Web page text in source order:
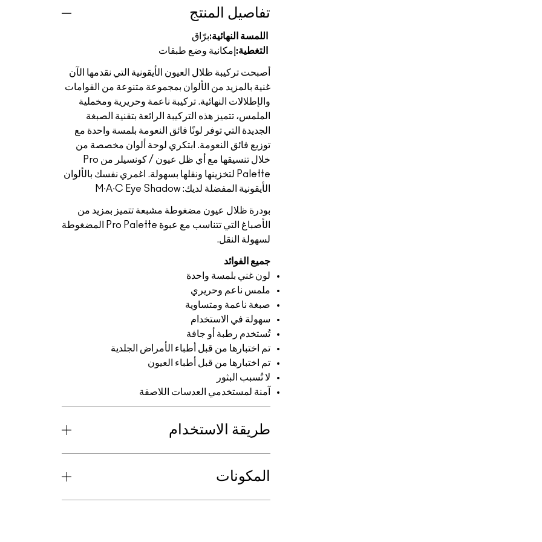
تفاصيل المنتج
اللمسة النهائية:برّاق
التغطية: إمكانية وضع طبقات
أصبحت تركيبة ظلال العيون الأيقونية التي نقدمها الآن
غنية بالمزيد من الألوان بمجموعة متنوعة من القوامات
والإطلالات النهائية. تركيبة ناعمة وحريرية ومخملية
الملمس، تتميز هذه التركيبة الرائعة بتقنية الصبغة
الجديدة التي توفر لونًا فائق النعومة بلمسة واحدة مع
توزيع فائق النعومة. ابتكري لوحة ألوان مخصصة من
خلال تنسيقها مع أي ظل عيون / كونسيلر من Pro
Palette لتخزينها ونقلها بسهولة. اغمري نفسك بالألوان
الأيقونية المفضلة لديك: M∙A∙C Eye Shadow
بودرة ظلال عيون مضغوطة مشبعة تتميز بمزيد من
الأصباغ التي تتناسب مع عبوة Pro Palette المضغوطة
لسهولة النقل.
جميع الفوائد
لون غني بلمسة واحدة
ملمس ناعم وحريري
صبغة ناعمة ومتساوية
سهولة في الاستخدام
تُستخدم رطبة أو جافة
تم اختبارها من قبل أطباء الأمراض الجلدية
تم اختبارها من قبل أطباء العيون
لا تُسبب البثور
آمنة لمستخدمي العدسات اللاصقة
طريقة الاستخدام
المكونات